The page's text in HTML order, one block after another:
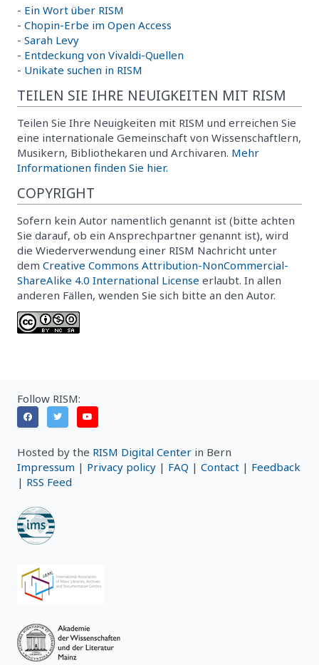
- Ein Wort über RISM
- Chopin-Erbe im Open Access
- Sarah Levy
- Entdeckung von Vivaldi-Quellen
- Unikate suchen in RISM
TEILEN SIE IHRE NEUIGKEITEN MIT RISM
Teilen Sie Ihre Neuigkeiten mit RISM und erreichen Sie
eine internationale Gemeinschaft von Wissenschaftlern,
Musikern, Bibliothekaren und Archivaren. Mehr
Informationen finden Sie hier.
COPYRIGHT
Sofern kein Autor namentlich genannt ist (bitte achten
Sie darauf, ob ein Ansprechpartner genannt ist), wird
die Wiederverwendung einer RISM Nachricht unter
dem Creative Commons Attribution-NonCommercial-
ShareAlike 4.0 International License erlaubt. In allen
anderen Fällen, wenden Sie sich bitte an den Autor.
Follow RISM:
Hosted by the RISM Digital Center in Bern
Impressum | Privacy policy | FAQ | Contact | Feedback
| RSS Feed